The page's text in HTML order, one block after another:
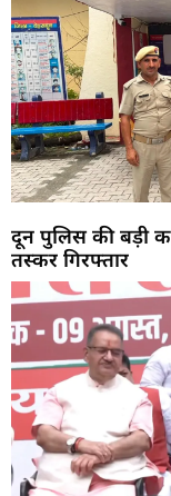
दून पुलिस की बड़ी
तस्कर गिरफ्तार